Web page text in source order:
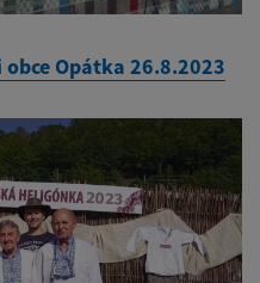
Opátka 26.8.2023